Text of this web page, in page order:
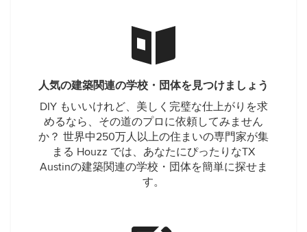
人気の建築関連の学校・団体を見つけましょう
DIY もいいけれど、美しく完璧な仕上がりを求
めるなら、その道のプロに依頼してみません
か？ 世界中250万人以上の住まいの専門家が集
まる Houzz では、あなたにぴったりなTX
Austinの建築関連の学校・団体を簡単に探せま
す。